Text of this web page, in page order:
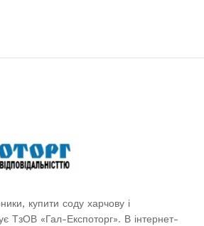
купити соду харчову і
ТзОВ «Гал-Експоторг». В інтернет-